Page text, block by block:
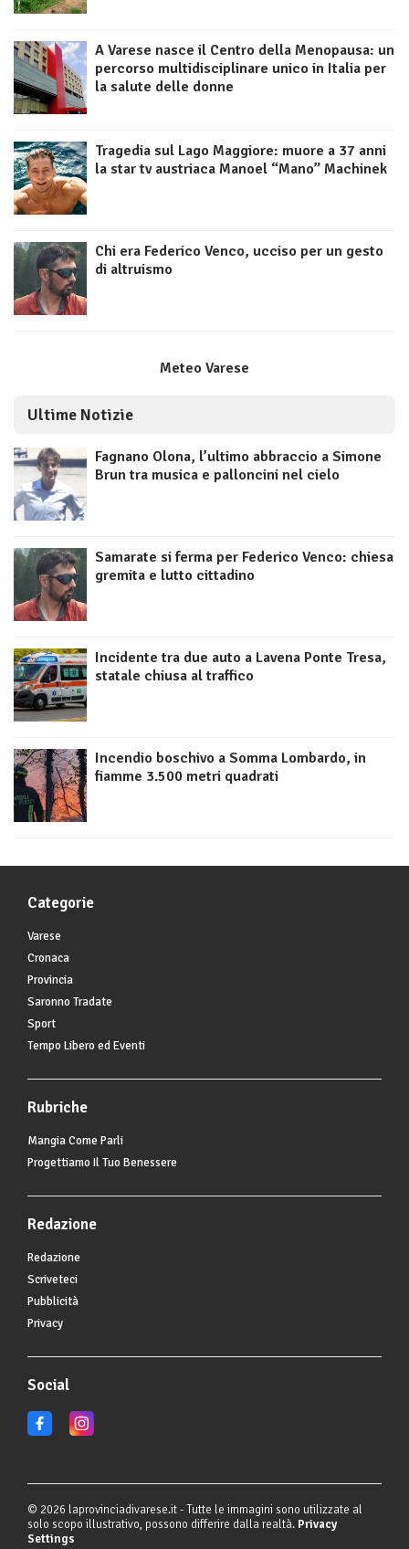
A Varese nasce il Centro della Menopausa: un
percorso multidisciplinare unico in Italia per
la salute delle donne
Tragedia sul Lago Maggiore: muore a 37 anni
la star tv austriaca Manoel “Mano” Machinek
Chi era Federico Venco, ucciso per un gesto
di altruismo
Meteo Varese
Ultime Notizie
Fagnano Olona, l’ultimo abbraccio a Simone
Brun tra musica e palloncini nel cielo
Samarate si ferma per Federico Venco: chiesa
gremita e lutto cittadino
Incidente tra due auto a Lavena Ponte Tresa,
statale chiusa al traffico
Incendio boschivo a Somma Lombardo, in
fiamme 3.500 metri quadrati
Categorie
Varese
Cronaca
Provincia
Saronno Tradate
Sport
Tempo Libero ed Eventi
Rubriche
Mangia Come Parli
Progettiamo Il Tuo Benessere
Redazione
Redazione
Scriveteci
Pubblicità
Privacy
Social
© 2026 laprovinciadivarese.it - Tutte le immagini sono utilizzate al
solo scopo illustrativo, possono differire dalla realtà. Privacy
Settings